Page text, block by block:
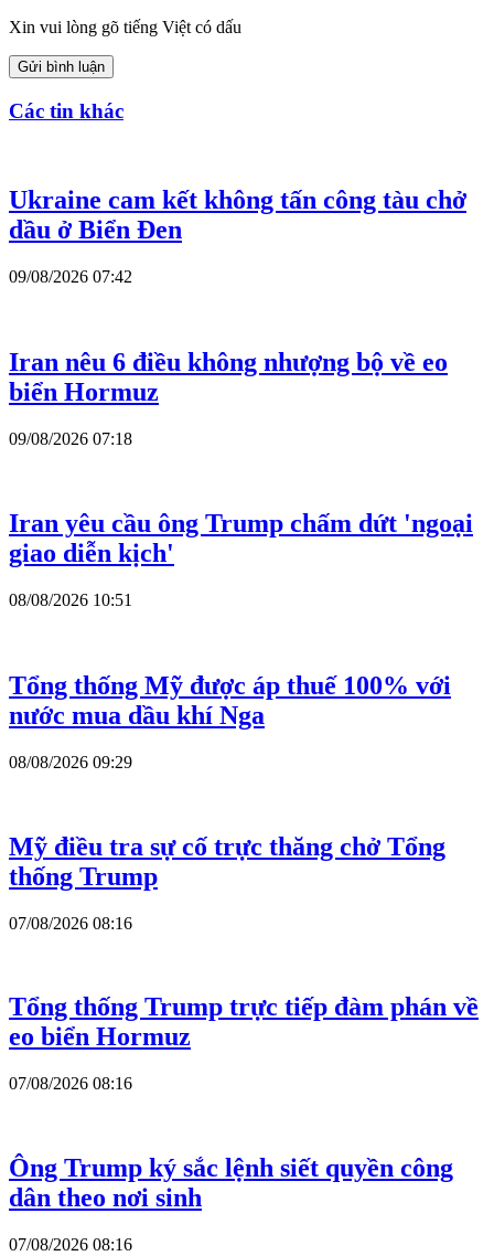
Xin vui lòng gõ tiếng Việt có dấu
Gửi bình luận
Các tin khác
Ukraine cam kết không tấn công tàu chở
dầu ở Biển Đen
09/08/2026 07:42
Iran nêu 6 điều không nhượng bộ về eo
biển Hormuz
09/08/2026 07:18
Iran yêu cầu ông Trump chấm dứt 'ngoại
giao diễn kịch'
08/08/2026 10:51
Tổng thống Mỹ được áp thuế 100% với
nước mua dầu khí Nga
08/08/2026 09:29
Mỹ điều tra sự cố trực thăng chở Tổng
thống Trump
07/08/2026 08:16
Tổng thống Trump trực tiếp đàm phán về
eo biển Hormuz
07/08/2026 08:16
Ông Trump ký sắc lệnh siết quyền công
dân theo nơi sinh
07/08/2026 08:16